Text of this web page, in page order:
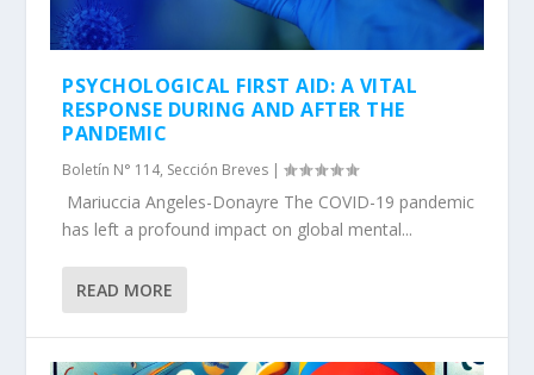
PSYCHOLOGICAL FIRST AID: A VITAL
RESPONSE DURING AND AFTER THE
PANDEMIC
Boletín N° 114, Sección Breves |
Mariuccia Angeles-Donayre The COVID-19 pandemic
has left a profound impact on global mental...
READ MORE